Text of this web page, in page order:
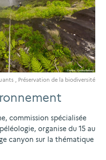
, Préservation de la biodiversité
commission spécialisée
organise du 15 au
canyon sur la thématique